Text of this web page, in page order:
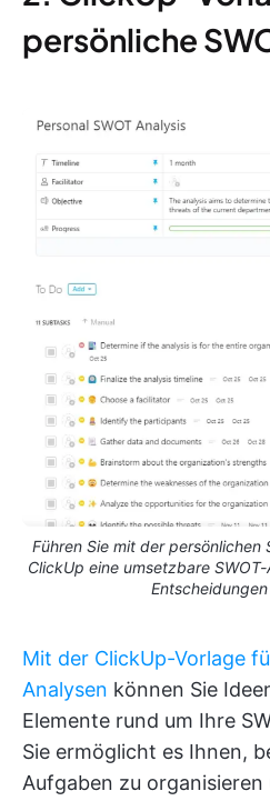
persönliche
Führen Sie mit der persönlichen
ClickUp eine umsetzbare
Mit der ClickUp-Vorlage
Analysen können Sie
Elemente rund um Ihre
Sie ermöglicht es Ihnen,
Aufgaben zu